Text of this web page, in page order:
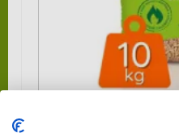
Granulés de bois